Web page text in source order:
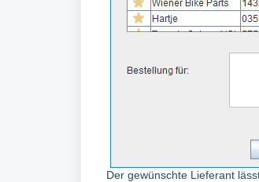
Der gewünschte Lieferant